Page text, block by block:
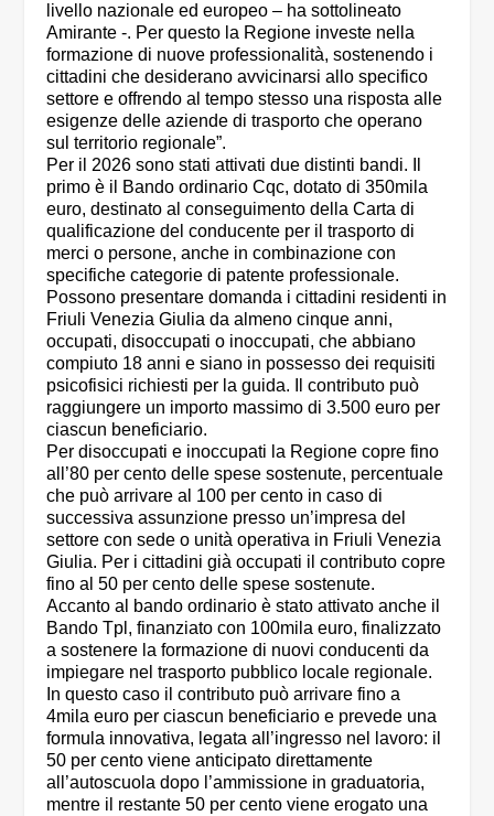
livello nazionale ed europeo – ha sottolineato
Amirante -. Per questo la Regione investe nella
formazione di nuove professionalità, sostenendo i
cittadini che desiderano avvicinarsi allo specifico
settore e offrendo al tempo stesso una risposta alle
esigenze delle aziende di trasporto che operano
sul territorio regionale”.
Per il 2026 sono stati attivati due distinti bandi. Il
primo è il Bando ordinario Cqc, dotato di 350mila
euro, destinato al conseguimento della Carta di
qualificazione del conducente per il trasporto di
merci o persone, anche in combinazione con
specifiche categorie di patente professionale.
Possono presentare domanda i cittadini residenti in
Friuli Venezia Giulia da almeno cinque anni,
occupati, disoccupati o inoccupati, che abbiano
compiuto 18 anni e siano in possesso dei requisiti
psicofisici richiesti per la guida. Il contributo può
raggiungere un importo massimo di 3.500 euro per
ciascun beneficiario.
Per disoccupati e inoccupati la Regione copre fino
all’80 per cento delle spese sostenute, percentuale
che può arrivare al 100 per cento in caso di
successiva assunzione presso un’impresa del
settore con sede o unità operativa in Friuli Venezia
Giulia. Per i cittadini già occupati il contributo copre
fino al 50 per cento delle spese sostenute.
Accanto al bando ordinario è stato attivato anche il
Bando Tpl, finanziato con 100mila euro, finalizzato
a sostenere la formazione di nuovi conducenti da
impiegare nel trasporto pubblico locale regionale.
In questo caso il contributo può arrivare fino a
4mila euro per ciascun beneficiario e prevede una
formula innovativa, legata all’ingresso nel lavoro: il
50 per cento viene anticipato direttamente
all’autoscuola dopo l’ammissione in graduatoria,
mentre il restante 50 per cento viene erogato una